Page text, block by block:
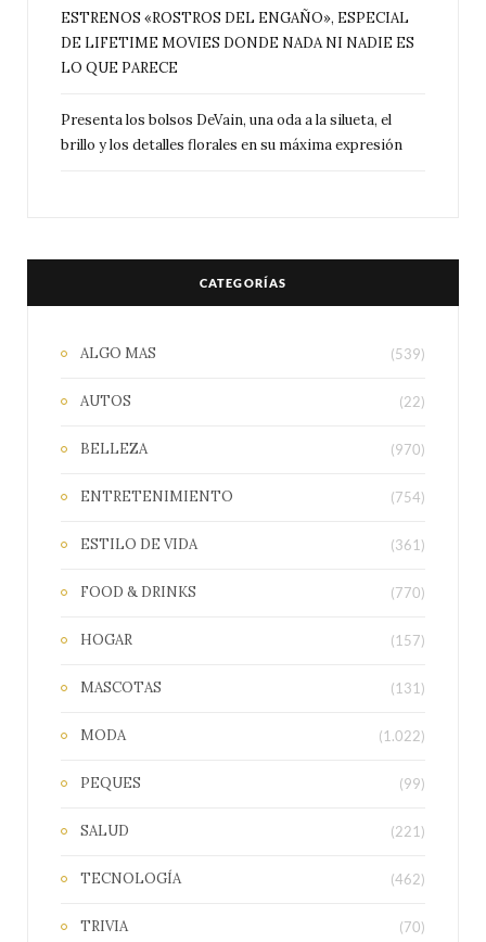
ESTRENOS «ROSTROS DEL ENGAÑO», ESPECIAL
DE LIFETIME MOVIES DONDE NADA NI NADIE ES
LO QUE PARECE
Presenta los bolsos DeVain, una oda a la silueta, el
brillo y los detalles florales en su máxima expresión
CATEGORÍAS
ALGO MAS (539)
AUTOS (22)
BELLEZA (970)
ENTRETENIMIENTO (754)
ESTILO DE VIDA (361)
FOOD & DRINKS (770)
HOGAR (157)
MASCOTAS (131)
MODA (1.022)
PEQUES (99)
SALUD (221)
TECNOLOGÍA (462)
TRIVIA (70)